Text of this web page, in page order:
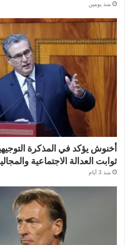
منذ يومين
ثوابت العدالة الاجتماعية
منذ 3 أيام